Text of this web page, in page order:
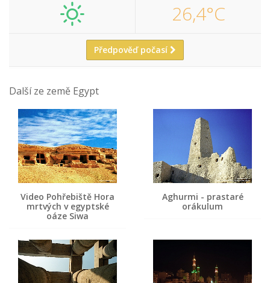
26,4°C
Předpověď počasí
Další ze země Egypt
Video Pohřebiště Hora
mrtvých v egyptské
oáze Siwa
Aghurmi - prastaré
orákulum